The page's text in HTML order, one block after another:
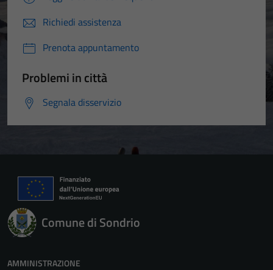
Richiedi assistenza
Prenota appuntamento
Problemi in città
Segnala disservizio
Comune di Sondrio
AMMINISTRAZIONE